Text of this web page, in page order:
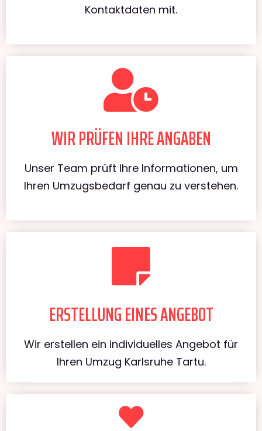
Kontaktdaten mit.
WIR PRÜFEN IHRE ANGABEN
Unser Team prüft Ihre Informationen, um
Ihren Umzugsbedarf genau zu verstehen.
ERSTELLUNG EINES ANGEBOT
Wir erstellen ein individuelles Angebot für
Ihren Umzug Karlsruhe Tartu.